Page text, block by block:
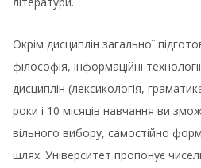
Окрім дисциплін загальної
філософія, інформаційні
дисциплін (лексикологія,
роки і 10 місяців навчання ви
вільного вибору, самостійно
шлях. Університет пропонує